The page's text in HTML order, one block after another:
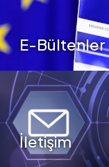
E-Bültenler
İletişim